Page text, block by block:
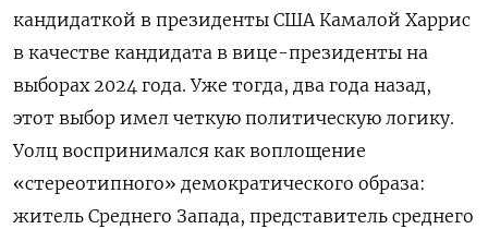
кандидаткой в президенты США Камалой Харрис
в качестве кандидата в вице-президенты на
выборах 2024 года. Уже тогда, два года назад,
этот выбор имел четкую политическую логику.
Уолц воспринимался как воплощение
«стереотипного» демократического образа:
житель Среднего Запада, представитель среднего